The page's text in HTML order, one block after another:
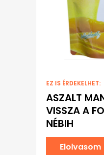
EZ IS ÉRDEKELHET:
ASZALT
VISSZA A
NÉBIH
Elolvasom